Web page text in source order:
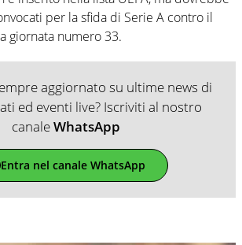
per la sfida di Serie A contro il
giornata numero 33.
aggiornato su ultime news di
ed eventi live? Iscriviti al nostro
canaleWhatsApp
Entra nel canale WhatsApp